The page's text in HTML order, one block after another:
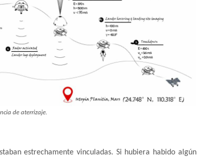
de aterrizaje.
estrechamente vinculadas. Si hubiera habido algún